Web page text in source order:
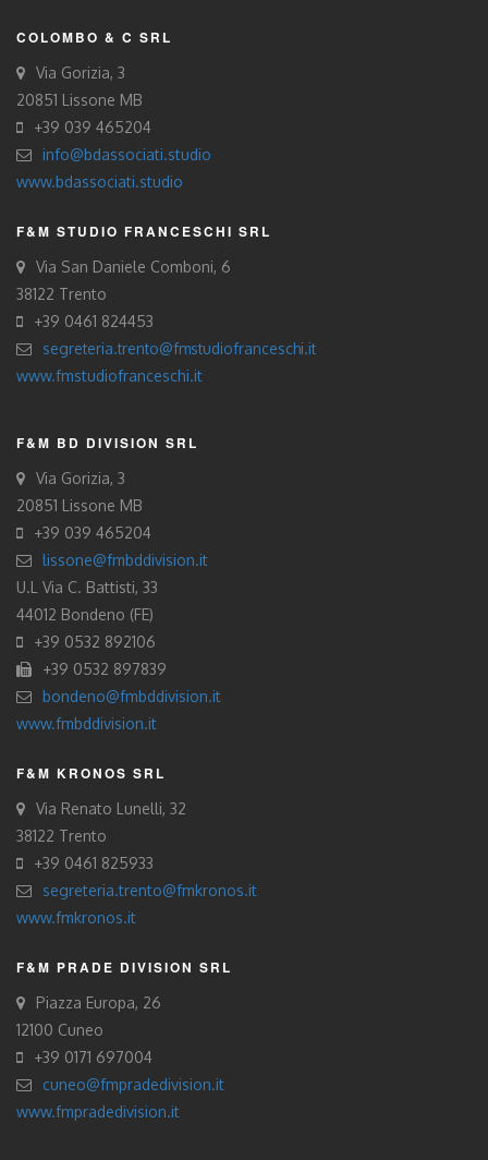
COLOMBO & C SRL
Via Gorizia, 3
20851 Lissone MB
+39 039 465204
info@bdassociati.studio
www.bdassociati.studio
F&M STUDIO FRANCESCHI SRL
Via San Daniele Comboni, 6
38122 Trento
+39 0461 824453
segreteria.trento@fmstudiofranceschi.it
www.fmstudiofranceschi.it
F&M BD DIVISION SRL
Via Gorizia, 3
20851 Lissone MB
+39 039 465204
lissone@fmbddivision.it
U.L Via C. Battisti, 33
44012 Bondeno (FE)
+39 0532 892106
+39 0532 897839
bondeno@fmbddivision.it
www.fmbddivision.it
F&M KRONOS SRL
Via Renato Lunelli, 32
38122 Trento
+39 0461 825933
segreteria.trento@fmkronos.it
www.fmkronos.it
F&M PRADE DIVISION SRL
Piazza Europa, 26
12100 Cuneo
+39 0171 697004
cuneo@fmpradedivision.it
www.fmpradedivision.it